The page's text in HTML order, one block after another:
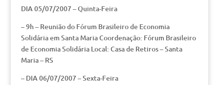
DIA 05/07/2007 – Quinta-Feira
– 9h – Reunião do Fórum Brasileiro de Economia
Solidária em Santa Maria Coordenação: Fórum Brasileiro
de Economia Solidária Local: Casa de Retiros – Santa
Maria – RS
– DIA 06/07/2007 – Sexta-Feira